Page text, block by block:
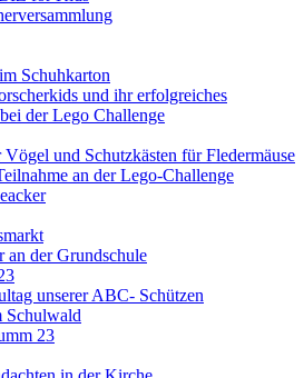
Schuhkarton
und ihr erfolgreiches
der Lego Challenge
und Schutzkästen für Fledermäuse
an der Lego-Challenge
an der Grundschule
unserer ABC- Schützen
Schulwald
23